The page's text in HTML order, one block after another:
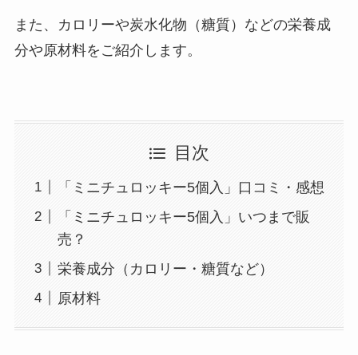
また、カロリーや炭水化物（糖質）などの栄養成
分や原材料をご紹介します。
目次
「ミニチュロッキー5個入」口コミ・感想
「ミニチュロッキー5個入」いつまで販
売？
栄養成分（カロリー・糖質など）
原材料